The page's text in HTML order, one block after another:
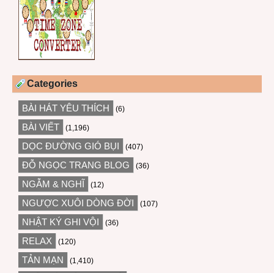
Categories
BÀI HÁT YÊU THÍCH (6)
BÀI VIẾT (1,196)
DỌC ĐƯỜNG GIÓ BỤI (407)
ĐỖ NGỌC TRANG BLOG (36)
NGẪM & NGHĨ (12)
NGƯỢC XUÔI DÒNG ĐỜI (107)
NHẬT KÝ GHI VỘI (36)
RELAX (120)
TẢN MẠN (1,410)